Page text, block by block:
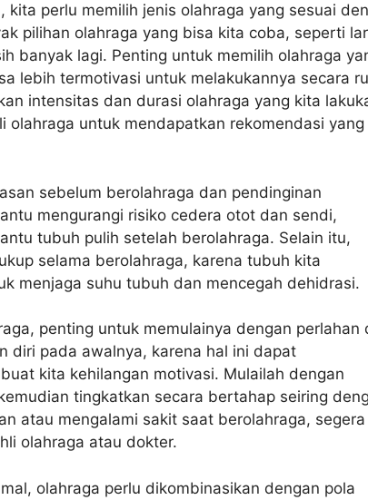
kita perlu memilih jenis olahraga yang sesuai
pilihan olahraga yang bisa kita coba, seperti
banyak lagi. Penting untuk memilih olahraga
lebih termotivasi untuk melakukannya secara
intensitas dan durasi olahraga yang kita
olahraga untuk mendapatkan rekomendasi yang
sebelum berolahraga dan pendinginan
mengurangi risiko cedera otot dan sendi,
tubuh pulih setelah berolahraga. Selain itu,
selama berolahraga, karena tubuh kita
menjaga suhu tubuh dan mencegah dehidrasi.
penting untuk memulainya dengan perlahan
diri pada awalnya, karena hal ini dapat
kita kehilangan motivasi. Mulailah dengan
tingkatkan secara bertahap seiring
atau mengalami sakit saat berolahraga, segera
olahraga atau dokter.
olahraga perlu dikombinasikan dengan pola